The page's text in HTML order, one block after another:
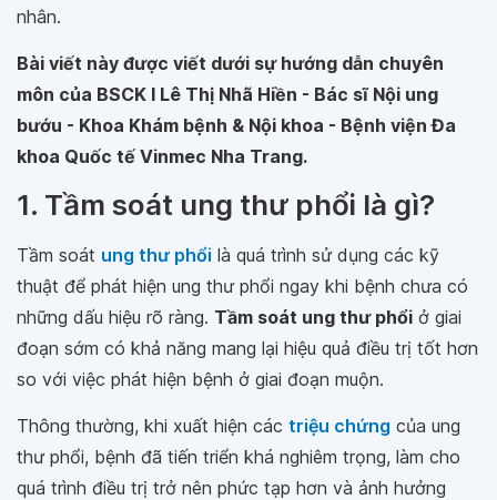
nhân.
Bài viết này được viết dưới sự hướng dẫn chuyên
môn của BSCK I Lê Thị Nhã Hiền - Bác sĩ Nội ung
bướu - Khoa Khám bệnh & Nội khoa - Bệnh viện Đa
khoa Quốc tế Vinmec Nha Trang.
1. Tầm soát ung thư phổi là gì?
Tầm soát ung thư phổi là quá trình sử dụng các kỹ
thuật để phát hiện ung thư phổi ngay khi bệnh chưa có
những dấu hiệu rõ ràng. Tầm soát ung thư phổi ở giai
đoạn sớm có khả năng mang lại hiệu quả điều trị tốt hơn
so với việc phát hiện bệnh ở giai đoạn muộn.
Thông thường, khi xuất hiện các triệu chứng của ung
thư phổi, bệnh đã tiến triển khá nghiêm trọng, làm cho
quá trình điều trị trở nên phức tạp hơn và ảnh hưởng